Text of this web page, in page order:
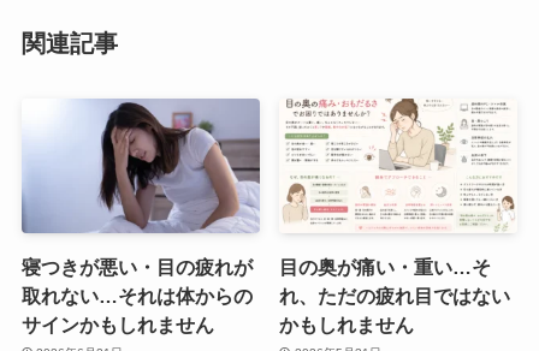
関連記事
寝つきが悪い・目の疲れが
取れない…それは体からの
サインかもしれません
目の奥が痛い・重い…そ
れ、ただの疲れ目ではない
かもしれません